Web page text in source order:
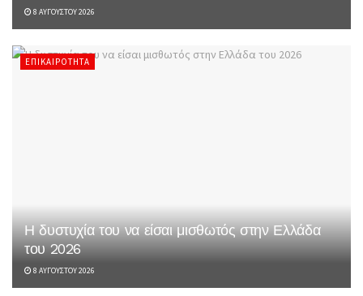
8 ΑΥΓΟΎΣΤΟΥ 2026
ΕΠΙΚΑΙΡΌΤΗΤΑ
Η δυστυχία του να είσαι μισθωτός στην Ελλάδα
του 2026
8 ΑΥΓΟΎΣΤΟΥ 2026